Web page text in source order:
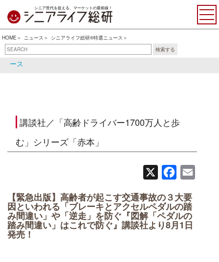
シニア世代を捉える、マーケットの最前線！
HOME ニュース
シニアライフ総研®特選ニュース
検索する
シニアライフ総研®特選ニュ
ース
シニア関連ニュース
講談社／「高齢ドライバー1700万人と歩
む」シリーズ「赤本」
Facebook
【緊急出版】高齢者が起こす交通事故の３大要
因といわれる「ブレーキとアクセルペダルの踏
み間違い」や「逆走」を防ぐ『図解「ペダルの
踏み間違い」はこれで防ぐ』講談社より8月1日
発売！